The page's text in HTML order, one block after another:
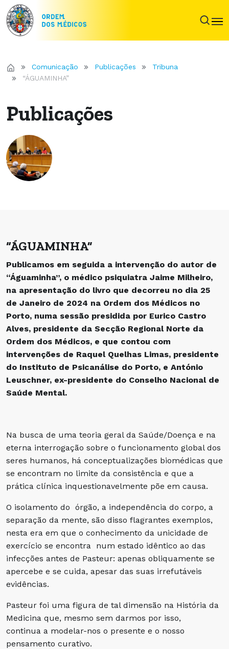
Comunicação Publicações
Tribuna
“ÁGUAMINHA”
Publicações
“ÁGUAMINHA”
Publicamos em seguida a intervenção do autor de
“Águaminha”, o médico psiquiatra Jaime Milheiro,
na apresentação do livro que decorreu no dia 25
de Janeiro de 2024 na Ordem dos Médicos no
Porto, numa sessão presidida por Eurico Castro
Alves, presidente da Secção Regional Norte da
Ordem dos Médicos, e que contou com
intervenções de Raquel Quelhas Limas, presidente
do Instituto de Psicanálise do Porto, e António
Leuschner, ex-presidente do Conselho Nacional de
Saúde Mental.
Na busca de uma teoria geral da Saúde/Doença e na
eterna interrogação sobre o funcionamento global dos
seres humanos, há conceptualizações biomédicas que
se encontram no limite da consistência e que a
prática clínica inquestionavelmente põe em causa.
O isolamento do órgão, a independência do corpo, a
separação da mente, são disso flagrantes exemplos,
nesta era em que o conhecimento da unicidade de
exercício se encontra num estado idêntico ao das
infecções antes de Pasteur: apenas obliquamente se
apercebe e se cuida, apesar das suas irrefutáveis
evidências.
Pasteur foi uma figura de tal dimensão na História da
Medicina que, mesmo sem darmos por isso,
continua a modelar-nos o presente e o nosso
pensamento curativo.